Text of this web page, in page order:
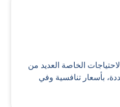
الخاصة العديد من
بأسعار تنافسية وفي